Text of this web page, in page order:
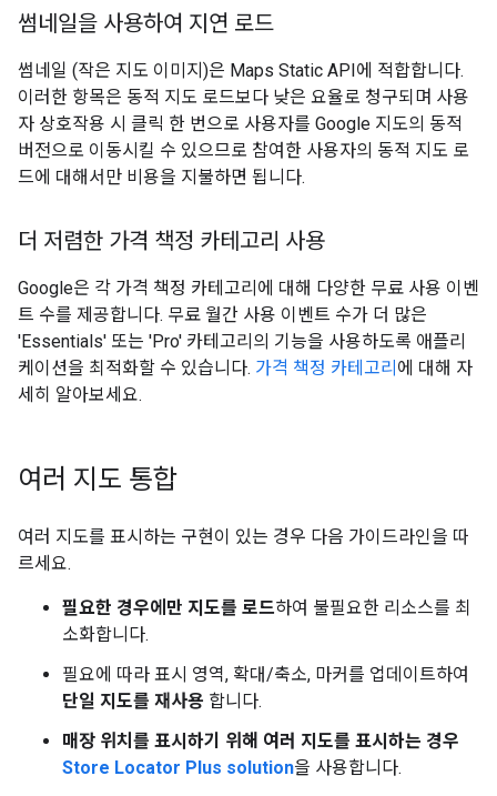
썸네일을 사용하여 지연 로드
썸네일 (작은 지도 이미지)은 Maps Static API에 적합합니다.
이러한 항목은 동적 지도 로드보다 낮은 요율로 청구되며 사용
자 상호작용 시 클릭 한 번으로 사용자를 Google 지도의 동적
버전으로 이동시킬 수 있으므로 참여한 사용자의 동적 지도 로
드에 대해서만 비용을 지불하면 됩니다.
더 저렴한 가격 책정 카테고리 사용
Google은 각 가격 책정 카테고리에 대해 다양한 무료 사용 이벤
트 수를 제공합니다. 무료 월간 사용 이벤트 수가 더 많은
'Essentials' 또는 'Pro' 카테고리의 기능을 사용하도록 애플리
케이션을 최적화할 수 있습니다. 가격 책정 카테고리 에 대해 자
세히 알아보세요.
여러 지도 통합
여러 지도를 표시하는 구현이 있는 경우 다음 가이드라인을 따
르세요.
필요한 경우에만 지도를 로드하여 불필요한 리소스를 최
소화합니다.
필요에 따라 표시 영역, 확대/축소, 마커를 업데이트하여
단일 지도를 재사용 합니다.
매장 위치를 표시하기 위해 여러 지도를 표시하는 경우
Store Locator Plus solution을 사용합니다.